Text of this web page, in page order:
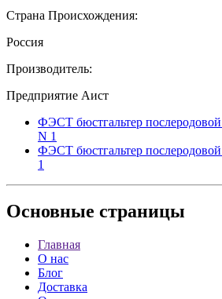
Страна Происхождения:
Россия
Производитель:
Предприятие Аист
ФЭСТ бюстгальтер
N 1
ФЭСТ бюстгальтер
1
Основные страницы
Главная
О нас
Блог
Доставка